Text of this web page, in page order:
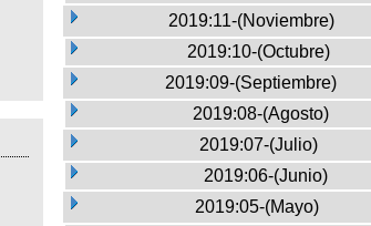
2019:11-(Noviembre)
2019:10-(Octubre)
2019:09-(Septiembre)
2019:08-(Agosto)
2019:07-(Julio)
2019:06-(Junio)
2019:05-(Mayo)